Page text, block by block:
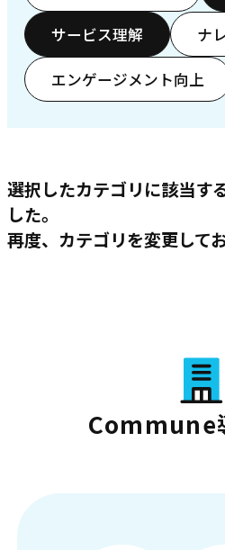
サービス理解 ナ
エンゲージメント向上
選択したカテゴリに該当す
した。
再度、カテゴリを変更して
Commune